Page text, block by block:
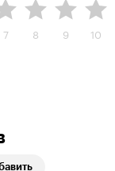
7 8 9 10